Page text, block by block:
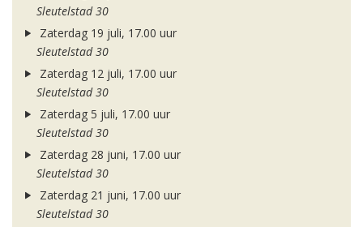
Sleutelstad 30
Zaterdag 19 juli, 17.00 uur
Sleutelstad 30
Zaterdag 12 juli, 17.00 uur
Sleutelstad 30
Zaterdag 5 juli, 17.00 uur
Sleutelstad 30
Zaterdag 28 juni, 17.00 uur
Sleutelstad 30
Zaterdag 21 juni, 17.00 uur
Sleutelstad 30